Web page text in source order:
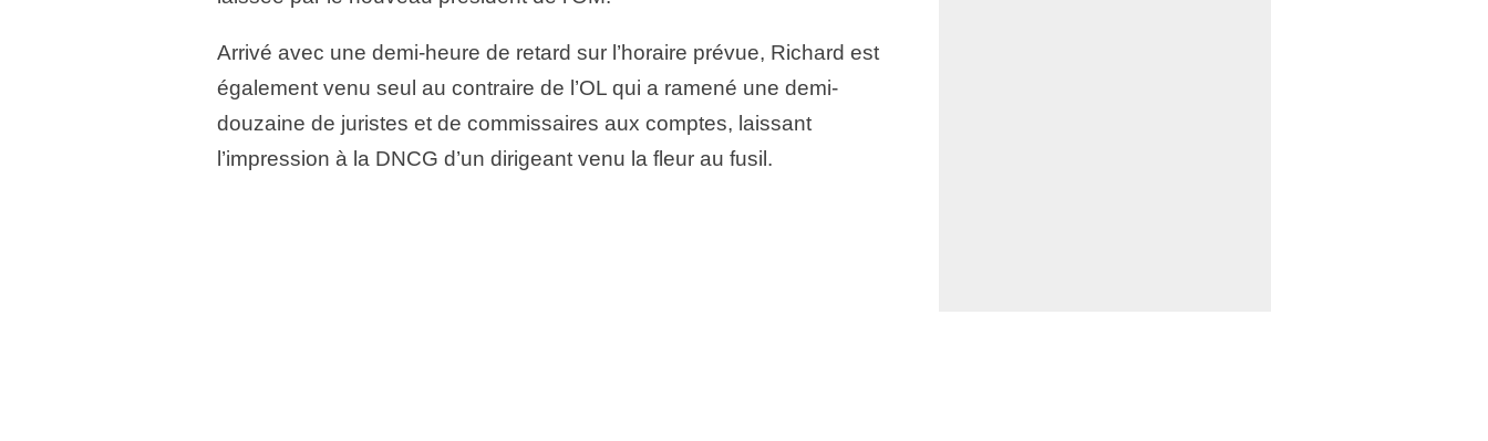
Arrivé avec une demi-heure de retard sur l’horaire prévue, Richard est
également venu seul au contraire de l’OL qui a ramené une demi-
douzaine de juristes et de commissaires aux comptes, laissant
l’impression à la DNCG d’un dirigeant venu la fleur au fusil.